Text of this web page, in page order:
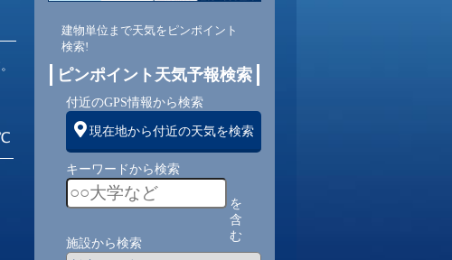
1 1 2 2
建物単位まで天気をピンポイント
検索!
ピンポイント天気予報検索
付近のGPS情報から検索
現在地から付近の天気を検索
キーワードから検索
を
含
む
施設から検索